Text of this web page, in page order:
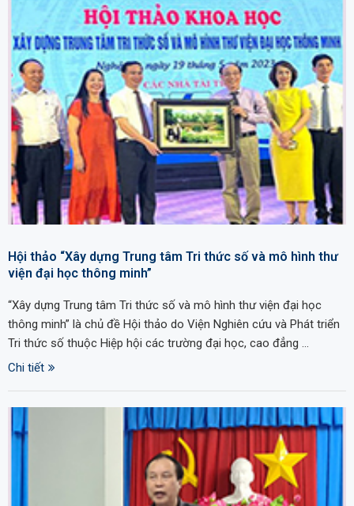
Hội thảo “Xây dựng Trung tâm Tri thức số và mô hình thư
viện đại học thông minh”
“Xây dựng Trung tâm Tri thức số và mô hình thư viện đại học
thông minh” là chủ đề Hội thảo do Viện Nghiên cứu và Phát triển
Tri thức số thuộc Hiệp hội các trường đại học, cao đẳng …
Chi tiết